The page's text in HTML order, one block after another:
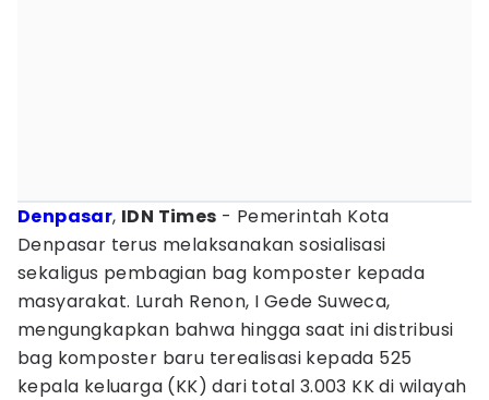
Denpasar, IDN Times - Pemerintah Kota
Denpasar terus melaksanakan sosialisasi
sekaligus pembagian bag komposter kepada
masyarakat. Lurah Renon, I Gede Suweca,
mengungkapkan bahwa hingga saat ini distribusi
bag komposter baru terealisasi kepada 525
kepala keluarga (KK) dari total 3.003 KK di wilayah